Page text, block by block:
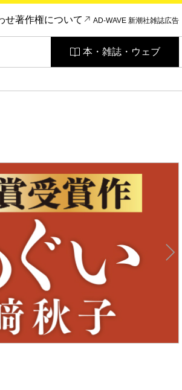
せ著作権について AD-WAVE 新潮社雑誌広告
本・雑誌・ウェブ